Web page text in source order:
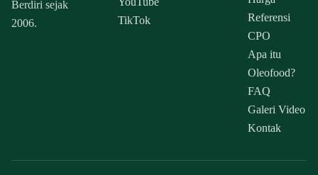
Berdiri sejak
2006.
TikTok
Referensi
CPO
Apa itu
Oleofood?
FAQ
Galeri Video
Kontak